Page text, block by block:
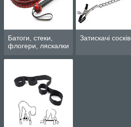
Батоги, стеки,
флогери, ляскалки
Затискачі сосків